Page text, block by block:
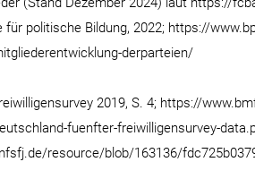
für politische Bildung, 2022; https://
derparteien/
2019, S. 4; https://
fuenfter-freiwilligensurvey-
resource/blob/163136/